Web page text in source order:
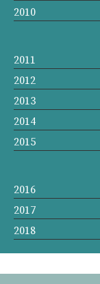
2010
2011
2012
2013
2014
2015
2016
2017
2018